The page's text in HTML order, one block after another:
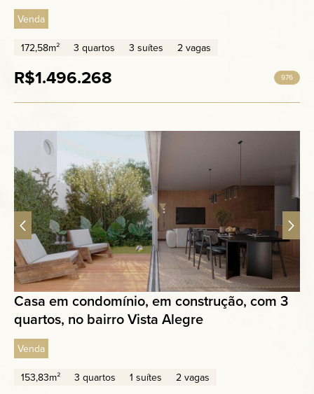
Venda
172,58m² 3 quartos 3 suítes 2 vagas
R$1.496.268 976
Casa em condomínio, em construção, com 3
quartos, no bairro Vista Alegre
Venda
153,83m² 3 quartos 1 suítes 2 vagas